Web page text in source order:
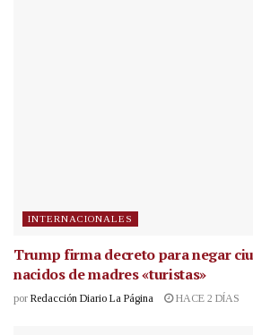
INTERNACIONALES
Trump firma decreto para negar
nacidos de madres «turistas»
por Redacción Diario La Página HACE 2 DÍAS